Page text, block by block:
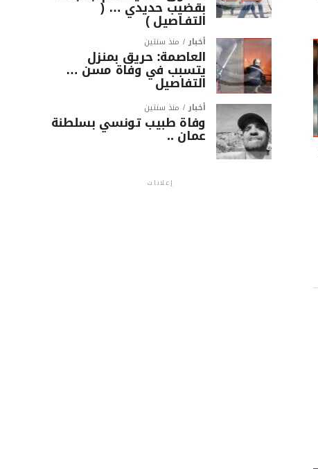
بقضيب حديدي … (
التفـاصيل )
أخبار منذ سنتين
العاصمة: حريق بمنزل
يتسبب في وفاة مسن …
التفاصيل
أخبار منذ سنتين
وفاة طبيب تونسي بسلطنة
عمان ..
إعلانات